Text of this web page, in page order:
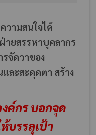
วามสนใจได้
ายสรรหาบุคลากร
จัดวาของ
ละสะดุดตา สร้าง
ค์กร บอกจุด
บรรลุเป้า